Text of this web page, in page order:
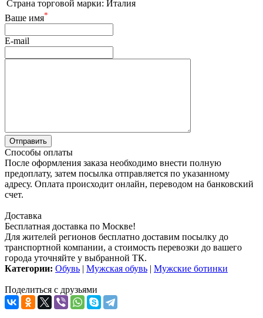
Страна торговой марки: Италия
Ваше имя*
E-mail
Способы оплаты
После оформления заказа необходимо внести полную
предоплату, затем посылка отправляется по указанному
адресу. Оплата происходит онлайн, переводом на банковский
счет.
Доставка
Бесплатная доставка по Москве!
Для жителей регионов бесплатно доставим посылку до
транспортной компании, а стоимость перевозки до вашего
города уточняйте у выбранной ТК.
Категории: Обувь | Мужская обувь | Мужские ботинки
Поделиться с друзьями